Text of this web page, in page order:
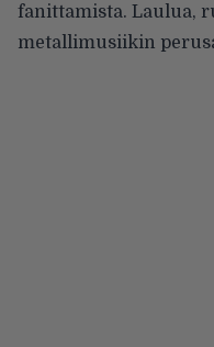
fanittamista. Laulua,
metallimusiikin